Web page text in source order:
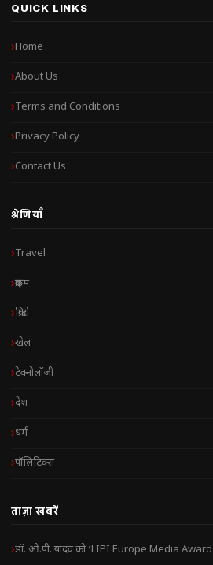
QUICK LINKS
Home
About Us
Terms and Conditions
Privacy Policy
Contact Us
श्रेणियाँ
Travel
क्राइम
क्रिप्टो
खेल
टेक्नोलॉजी
देश
धर्म
पॉलिटिक्स
ताज़ा खबरें
डॉ. ओ.पी. यादव को ‘LIPI Europe Media Award